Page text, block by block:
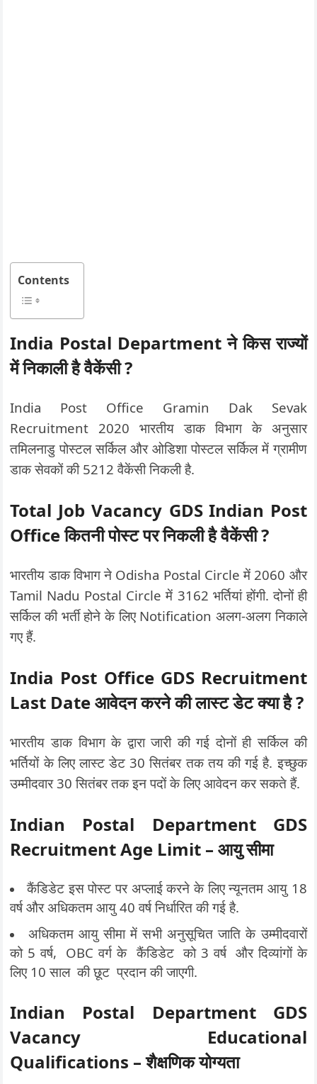
Contents
India Postal Department ने किस राज्यों
में निकाली है वैकेंसी ?
India Post Office Gramin Dak Sevak
Recruitment 2020 भारतीय डाक विभाग के अनुसार
तमिलनाडु पोस्टल सर्किल और ओडिशा पोस्टल सर्किल में ग्रामीण
डाक सेवकों की 5212 वैकेंसी निकली है.
Total Job Vacancy GDS Indian Post
Office कितनी पोस्ट पर निकली है वैकेंसी ?
भारतीय डाक विभाग ने Odisha Postal Circle में 2060 और
Tamil Nadu Postal Circle में 3162 भर्तियां होंगी. दोनों ही
सर्किल की भर्ती होने के लिए Notification अलग-अलग निकाले
गए हैं.
India Post Office GDS Recruitment
Last Date आवेदन करने की लास्ट डेट क्या है ?
भारतीय डाक विभाग के द्वारा जारी की गई दोनों ही सर्किल की
भर्तियों के लिए लास्ट डेट 30 सितंबर तक तय की गई है. इच्छुक
उम्मीदवार 30 सितंबर तक इन पदों के लिए आवेदन कर सकते हैं.
Indian Postal Department GDS
RecruitmentAge Limit – आयु सीमा
कैंडिडेट इस पोस्ट पर अप्लाई करने के लिए न्यूनतम आयु 18
वर्ष और अधिकतम आयु 40 वर्ष निर्धारित की गई है.
अधिकतम आयु सीमा में सभी अनुसूचित जाति के उम्मीदवारों
को 5 वर्ष, OBC वर्ग के कैंडिडेट को 3 वर्ष और दिव्यांगों के
लिए 10 साल की छूट प्रदान की जाएगी.
Indian Postal Department GDS
Vacancy Educational
Qualifications – शैक्षणिक योग्यता